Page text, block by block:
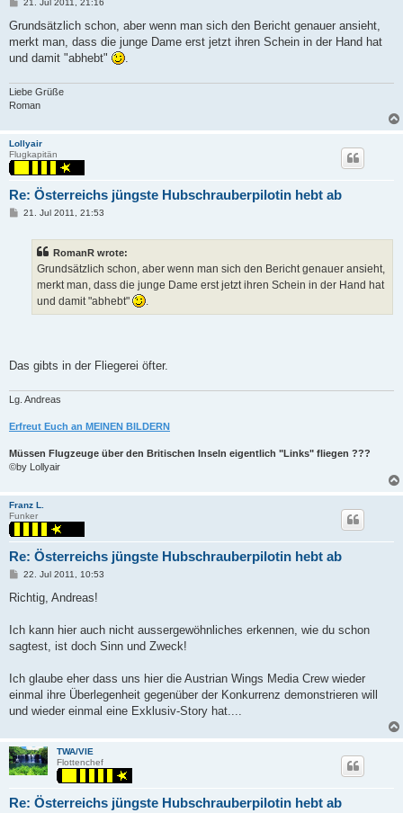
s
21. Jul 2011, 21:16
Grundsätzlich schon, aber wenn man sich den Bericht genauer ansieht,
merkt man, dass die junge Dame erst jetzt ihren Schein in der Hand hat
und damit "abhebt"
.
Liebe Grüße
Roman
Lollyair
Flugkapitän
Re: Österreichs jüngste Hubschrauberpilotin hebt ab
P21. Jul 2011, 21:53
RomanR wrote:
Grundsätzlich schon, aber wenn man sich den Bericht genauer ansieht,
merkt man, dass die junge Dame erst jetzt ihren Schein in der Hand hat
und damit "abhebt"
.
Das gibts in der Fliegerei öfter.
Lg. Andreas
Erfreut Euch an MEINEN BILDERN
Müssen Flugzeuge über den Britischen Inseln eigentlich "Links" fliegen ???
©by Lollyair
Franz L.
Funker
Re: Österreichs jüngste Hubschrauberpilotin hebt ab
P
s
22. Jul 2011, 10:53
Richtig, Andreas!
Ich kann hier auch nicht aussergewöhnliches erkennen, wie du schon
sagtest, ist doch Sinn und Zweck!
Ich glaube eher dass uns hier die Austrian Wings Media Crew wieder
einmal ihre Überlegenheit gegenüber der Konkurrenz demonstrieren will
und wieder einmal eine Exklusiv-Story hat....
TWA/VIE
Flottenchef
Re: Österreichs jüngste Hubschrauberpilotin hebt ab